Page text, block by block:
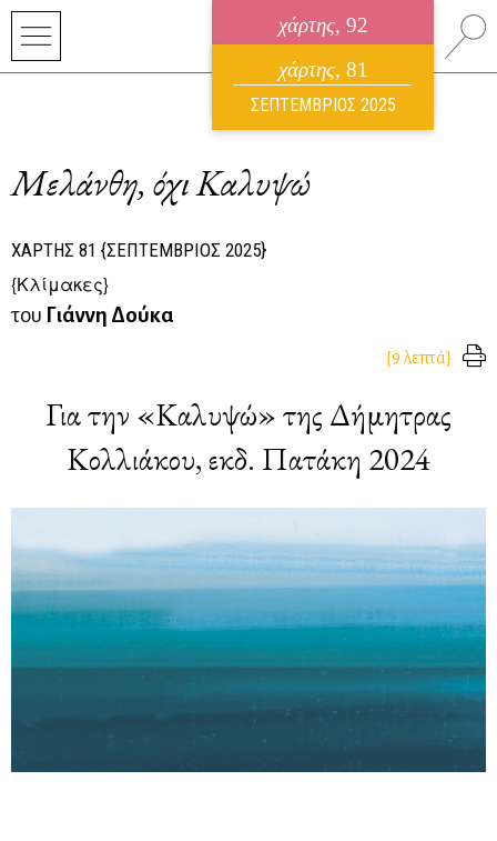
χάρτης, 92
ηλεκτρονικό περιοδικό
ΑΥΓΟΥΣΤΟΣ 2026
χάρτης, 81
ΣΕΠΤΕΜΒΡΙΟΣ 2025
Μελάνθη, όχι Καλυψώ
ΧΑΡΤΗΣ 81 {ΣΕΠΤΕΜΒΡΙΟΣ 2025}
{Κλίμακες}
του Γιάννη Δούκα
{9 λεπτά}
Για την «Καλυψώ» της Δήμητρας
Κολλιάκου, εκδ. Πατάκη 2024